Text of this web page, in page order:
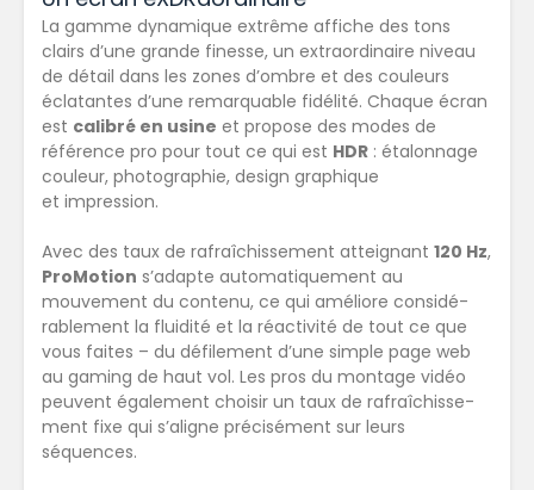
La gamme dynamique extrême affiche des tons
clairs d’une grande finesse, un extra­ordinaire niveau
de détail dans les zones d’ombre et des couleurs
éclatantes d’une remarquable fidélité. Chaque écran
est calibré en usine et propose des modes de
référence pro pour tout ce qui est HDR : étalonnage
couleur, photographie, design graphique
et impression.
Avec des taux de rafraîchissement atteignant 120 Hz,
ProMotion s’adapte automati­quement au
mouvement du contenu, ce qui améliore considé­
rablement la fluidité et la réactivité de tout ce que
vous faites – du défilement d’une simple page web
au gaming de haut vol. Les pros du montage vidéo
peuvent également choisir un taux de rafraî­­chisse­
ment fixe qui s’aligne précisément sur leurs
séquences.